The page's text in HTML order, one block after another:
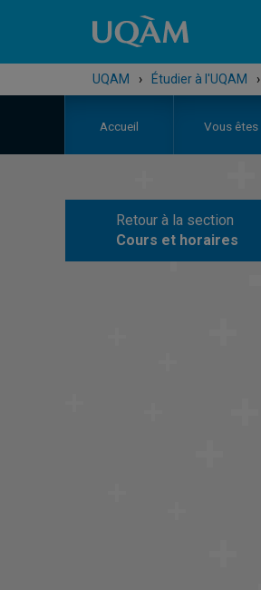
UQAM › Étudier à l'UQAM ›
Accueil Vous êtes
Retour à la section
Cours et horaires